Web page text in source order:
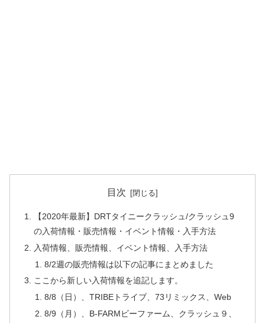
目次
【2020年最新】DRTタイニークラッシュ/クラッシュ9
の入荷情報・販売情報・イベント情報・入手方法
入荷情報、販売情報、イベント情報、入手方法
8/2週の販売情報は以下の記事にまとめました
ここから新しい入荷情報を追記します。
8/8（日）、TRIBEトライブ、73リミックス、Web
8/9（月）、B-FARMビーファーム、クラッシュ９、